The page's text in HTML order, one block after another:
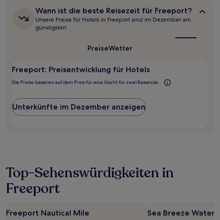
Bedingungen
gelten.
Wann
ist
die
beste
Wann ist die beste Reisezeit für Freeport?
Unsere Preise für Hotels in Freeport sind im Dezember am
günstigsten
PreiseWetter
Freeport: Preisentwicklung für Hotels
Die Preise basieren auf dem Preis für eine Nacht für zwei Reisende.
Unterkünfte im Dezember anzeigen
Top-Sehenswürdigkeiten in
Freeport
Freeport Nautical Mile Sea Breeze